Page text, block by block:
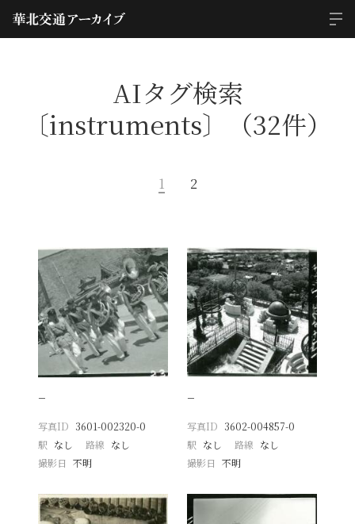
AIタグ検索
〔instruments〕（32件）
1 2
−
写真ID 3601-002320-0
駅 なし 路線 なし
撮影日
不明
−
写真ID 3602-004857-0
駅 なし 路線 なし
撮影日 不明